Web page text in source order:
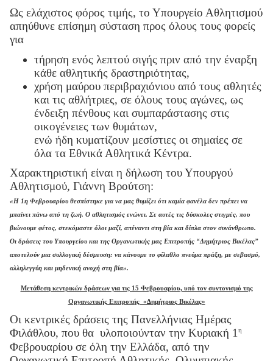
Ως ελάχιστος φόρος τιμής, το Υπουργείο Αθλητισμού
απηύθυνε επίσημη σύσταση προς όλους τους φορείς
για
τήρηση ενός λεπτού σιγής πριν από την έναρξη
κάθε αθλητικής δραστηριότητας,
χρήση μαύρου περιβραχιόνιου από τους αθλητές
και τις αθλήτριες, σε όλους τους αγώνες, ως
ένδειξη πένθους και συμπαράστασης στις
οικογένειες των θυμάτων,
ενώ ήδη κυματίζουν μεσίστιες οι σημαίες σε
όλα τα Εθνικά Αθλητικά Κέντρα.
Χαρακτηριστική είναι η δήλωση του Υπουργού
Αθλητισμού, Γιάννη Βρούτση:
«Η 1η Φεβρουαρίου θεσπίστηκε για να μας θυμίζει ότι καμία φανέλα δεν πρέπει να
μπαίνει πάνω από τη ζωή. Ο αθλητισμός ενώνει. Σε αυτές τις δύσκολες στιγμές, που
βιώνουμε φέτος, στεκόμαστε όλοι μαζί, απέναντι στη βία και δίπλα στον συνάνθρωπο.
Οι δράσεις του Υπουργείου και της Οργανωτικής μας Επιτροπής “Δημήτριος Βικέλας”
αποτελούν μια συλλογική δέσμευση: να κάνουμε το φίλαθλο πνεύμα πράξη, με σεβασμό,
αλληλεγγύη και μηδενική ανοχή στη βία».
Μετάθεση κεντρικών δράσεων για τις 15 Φεβρουαρίου, υπό τον συντονισμό της
Οργανωτικής Επιτροπής «Δημήτριος Βικέλας»
Οι κεντρικές δράσεις της Πανελλήνιας Ημέρας
Φιλάθλου, που θα υλοποιούνταν την Κυριακή 1η
Φεβρουαρίου σε όλη την Ελλάδα, από την